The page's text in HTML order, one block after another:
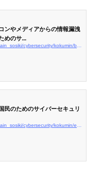
ンやメディアからの情報漏洩
めのサ...
民のためのサイバーセキュリ